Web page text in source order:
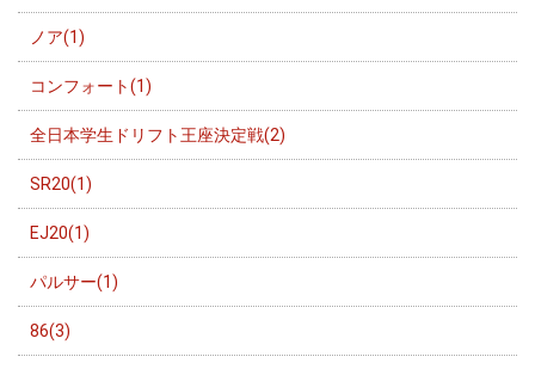
ノア(1)
コンフォート(1)
全日本学生ドリフト王座決定戦(2)
SR20(1)
EJ20(1)
パルサー(1)
86(3)